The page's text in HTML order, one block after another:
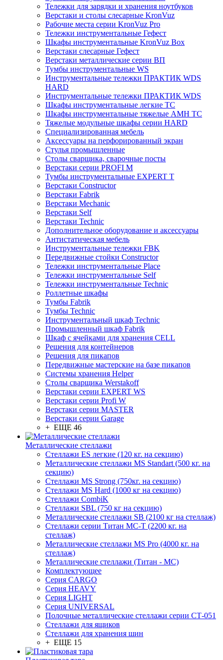
Тележки для зарядки и хранения ноутбуков
Верстаки и столы слесарные KronVuz
Рабочие места серии KronVuz Pro
Тележки инструментальные Гефест
Шкафы инструментальные KronVuz Box
Верстаки слесарные Гефест
Верстаки металлические серии ВП
Тумбы инструментальные WS
Инструментальные тележки ПРАКТИК WDS
HARD
Инструментальные тележки ПРАКТИК WDS
Шкафы инструментальные легкие ТС
Шкафы инструментальные тяжелые AMH TC
Тяжелые модульные шкафы серии HARD
Cпециализированная мебель
Аксессуары на перфорированный экран
Стулья промышленные
Столы сварщика, сварочные посты
Верстаки серии PROFI M
Тумбы инструментальные EXPERT T
Верстаки Constructor
Верстаки Fabrik
Верстаки Mechanic
Верстаки Self
Верстаки Technic
Дополнительное оборудование и аксессуары
Антистатическая мебель
Инструментальные тележки FBK
Передвижные стойки Constructor
Тележки инструментальные Place
Тележки инструментальные Self
Тележки инструментальные Technic
Роллетные шкафы
Тумбы Fabrik
Тумбы Technic
Инструментальный шкаф Technic
Промышленный шкаф Fabrik
Шкаф с ячейками для хранения CELL
Решения для контейнеров
Решения для пикапов
Передвижные мастерские на базе пикапов
Системы хранения Helper
Столы сварщика Werstakoff
Верстаки серии EXPERT WS
Верстаки серии Profi W
Верстаки серии MASTER
Верстаки серии Garage
+ ЕЩЕ 46
Металлические стеллажи
Стеллажи ES легкие (120 кг. на секцию)
Металлические стеллажи MS Standart (500 кг. на
секцию)
Стеллажи MS Strong (750кг. на секцию)
Стеллажи MS Hard (1000 кг на секцию)
Стеллажи CombiK
Стеллажи SBL (750 кг на секцию)
Металлические стеллажи SB (2100 кг на стеллаж)
Стеллажи серии Титан МС-Т (2200 кг. на
стеллаж)
Металлические стеллажи MS Pro (4000 кг. на
стеллаж)
Металлические стеллажи (Титан - МС)
Комплектующее
Серия CARGO
Серия HEAVY
Серия LIGHT
Серия UNIVERSAL
Полочные металлические стеллажи серии СТ-051
Стеллажи для ящиков
Стеллажи для хранения шин
+ ЕЩЕ 15